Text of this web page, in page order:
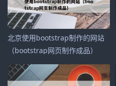
北京使用bootstrap制作的网站
（bootstrap网页制作成品）